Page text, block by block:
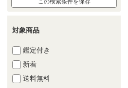
この検索条件を保存
対象商品
鑑定付き
新着
送料無料